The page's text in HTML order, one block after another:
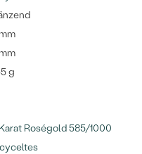
g
Roségold 585/1000